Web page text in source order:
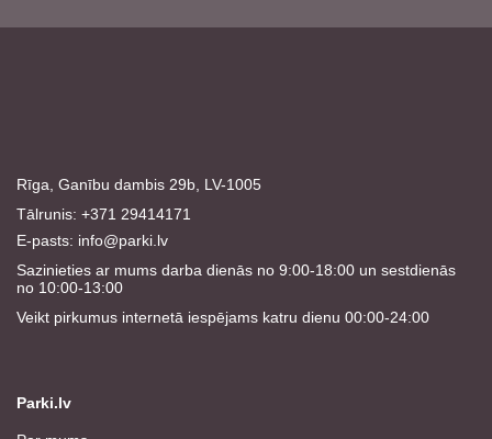
Rīga, Ganību dambis 29b, LV-1005
Tālrunis: +371 29414171
E-pasts: info@parki.lv
Sazinieties ar mums darba dienās no 9:00-18:00 un sestdienās
no 10:00-13:00
Veikt pirkumus internetā iespējams katru dienu 00:00-24:00
Parki.lv